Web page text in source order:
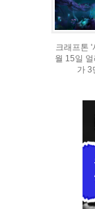
크래프톤 '
월 15일
가 3